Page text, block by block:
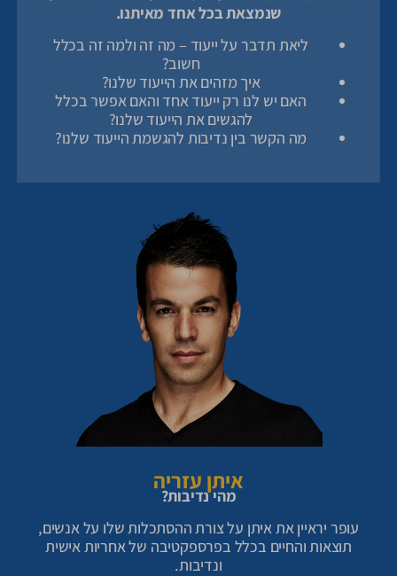
שנמצאת בכל אחד מאיתנו.
ליאת תדבר על ייעוד – מה זה ולמה זה בכלל
חשוב?
איך מזהים את הייעוד שלנו?
האם יש לנו רק ייעוד אחד והאם אפשר בכלל
להגשים את הייעוד שלנו?
מה הקשר בין נדיבות להגשמת הייעוד שלנו?
איתן עזריה
מהי נדיבות?
עופר יראיין את איתן על צורת ההסתכלות שלו על אנשים,
תוצאות והחיים בכלל בפרספקטיבה של אחריות אישית
ונדיבות.